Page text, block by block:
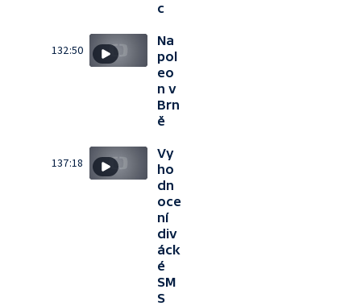
c
132:50
Na
pol
eo
n v
Brn
ě
137:18
Vy
ho
dn
oce
ní
div
áck
é
SM
S